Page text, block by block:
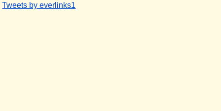
Tweets by everlinks1